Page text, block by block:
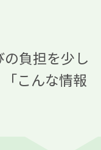
の負担を少し
こんな情報